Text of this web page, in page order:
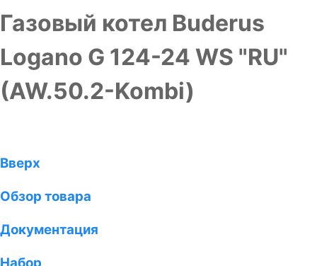
Газовый котел Buderus
Logano G 124-24 WS "RU"
(AW.50.2-Kombi)
Вверх
Обзор товара
Документация
Набор